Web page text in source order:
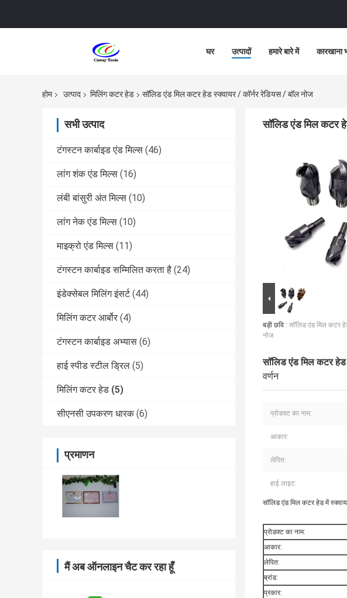
घर उत्पादों हमारे बारे में कारखाना
होम उत्पाद मिलिंग कटर हेड सॉलिड एंड मिल कटर हेड स्क्वायर / कॉर्नर रेडियस / बॉल नोज
सभी उत्पाद
टंगस्टन कार्बाइड एंड मिल्स (46)
लांग शंक एंड मिल्स (16)
लंबी बांसुरी अंत मिल्स (10)
लांग नेक एंड मिल्स (10)
माइक्रो एंड मिल्स (11)
टंगस्टन कार्बाइड सम्मिलित करता है (24)
इंडेक्सेबल मिलिंग इंसर्ट (44)
मिलिंग कटर आर्बोर (4)
टंगस्टन कार्बाइड अभ्यास (6)
हाई स्पीड स्टील ड्रिल (5)
मिलिंग कटर हेड (5)
सीएनसी उपकरण धारक (6)
प्रमाणन
मैं अब ऑनलाइन चैट कर रहा हूँ
सॉलिड एंड मिल कटर
बड़ी छवि : सॉलिड एंड मिल कटर
नोज
सॉलिड एंड मिल कटर हेड
वर्णन
प्रोडक्ट का नाम:
आकार:
लेपित:
हाई लाइट:
सॉलिड एंड मिल कटर हेड में
प्रोडक्ट का नाम:
आकार:
लेपित:
ब्रांड:
प्रकार: